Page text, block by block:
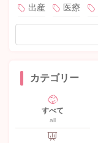
出産
医療
カテゴリー
すべて
all